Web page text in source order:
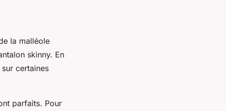
la malléole
skinny. En
certaines
parfaits. Pour